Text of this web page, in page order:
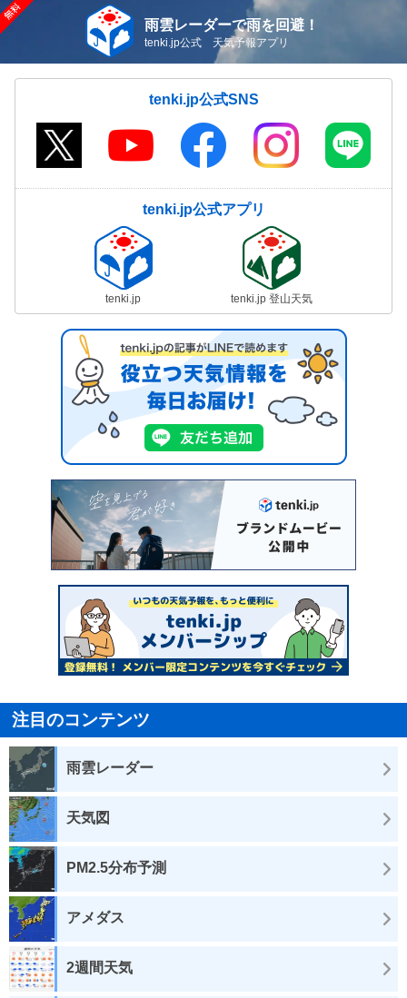
雨雲レーダーで雨を回避！
tenki.jp公式 天気予報アプリ
tenki.jp公式SNS
tenki.jp公式アプリ
tenki.jp tenki.jp 登山天気
注目のコンテンツ
雨雲レーダー
天気図
PM2.5分布予測
アメダス
2週間天気